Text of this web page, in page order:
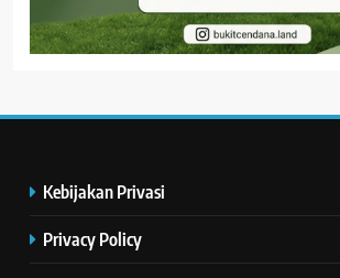
Kebijakan Privasi
Privacy Policy